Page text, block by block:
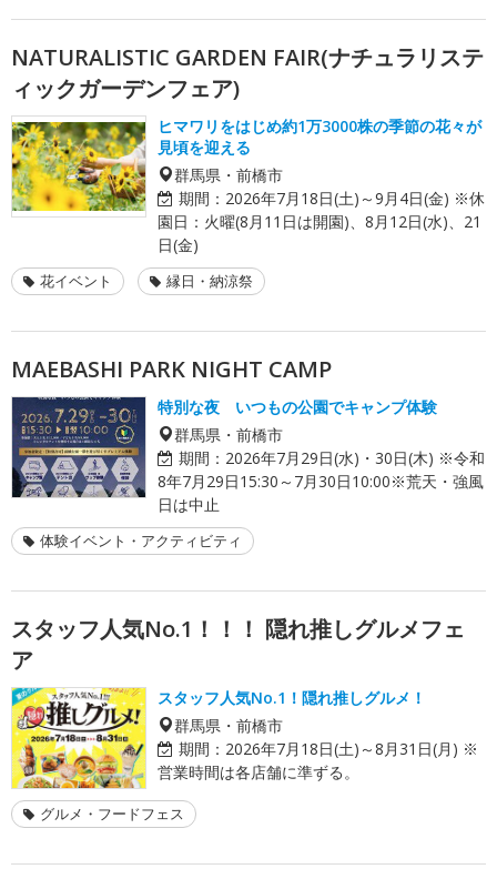
NATURALISTIC GARDEN FAIR(ナチュラリステ
ィックガーデンフェア)
ヒマワリをはじめ約1万3000株の季節の花々が
見頃を迎える
群馬県・前橋市
期間： 2026年7月18日(土)～9月4日(金) ※休
園日：火曜(8月11日は開園)、8月12日(水)、21
日(金)
花イベント 縁日・納涼祭
MAEBASHI PARK NIGHT CAMP
特別な夜 いつもの公園でキャンプ体験
群馬県・前橋市
期間： 2026年7月29日(水)・30日(木) ※令和
8年7月29日15:30～7月30日10:00※荒天・強風
日は中止
体験イベント・アクティビティ
スタッフ人気No.1！！！ 隠れ推しグルメフェ
ア
スタッフ人気No.1！隠れ推しグルメ！
群馬県・前橋市
期間： 2026年7月18日(土)～8月31日(月) ※
営業時間は各店舗に準ずる。
グルメ・フードフェス